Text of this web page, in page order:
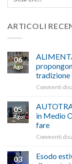
ARTICOLI
06
Ago
tradizione
Commenti
05
Ago
in Medio
fare
Commenti
03
Esodo